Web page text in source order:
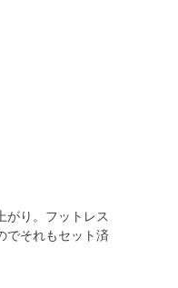
がり。フットレス
でそれもセット済